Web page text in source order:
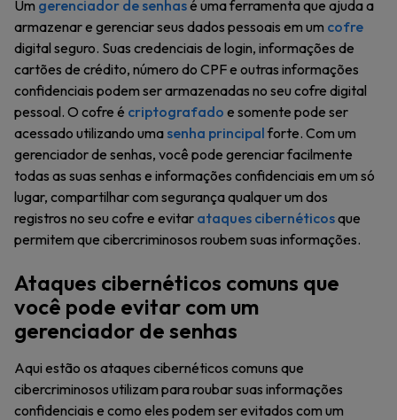
Um gerenciador de senhasé uma ferramenta que ajuda a
armazenar e gerenciar seus dados pessoais em um cofre
digital seguro. Suas credenciais de login, informações de
cartões de crédito, número do CPF e outras informações
confidenciais podem ser armazenadas no seu cofre digital
pessoal. O cofre é criptografado e somente pode ser
acessado utilizando uma senha principalforte. Com um
gerenciador de senhas, você pode gerenciar facilmente
todas as suas senhas e informações confidenciais em um só
lugar, compartilhar com segurança qualquer um dos
registros no seu cofre e evitar ataques cibernéticosque
permitem que cibercriminosos roubem suas informações.
Ataques cibernéticos comuns que
você pode evitar com um
gerenciador de senhas
Aqui estão os ataques cibernéticos comuns que
cibercriminosos utilizam para roubar suas informações
confidenciais e como eles podem ser evitados com um